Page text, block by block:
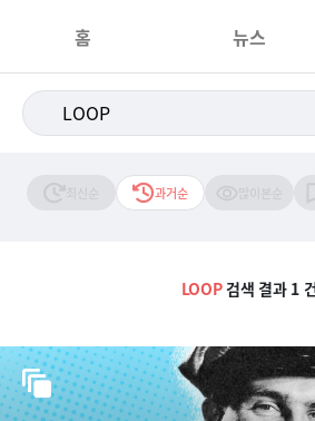
홈 뉴스
과거순
LOOP검색 결과 1